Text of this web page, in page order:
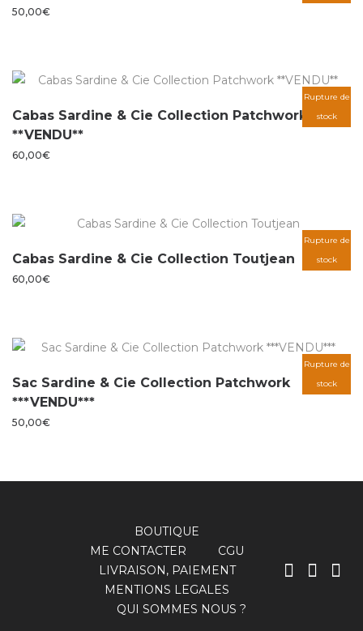
50,00€
Rupture de
stock
Cabas Sardine & Cie Collection Patchwork
**VENDU**
60,00€
Rupture de
stock
Cabas Sardine & Cie Collection Toutjean
60,00€
Rupture de
stock
Sac Sardine & Cie Collection Patchwork
***VENDU***
50,00€
BOUTIQUE
ME CONTACTER
CGU
LIVRAISON, PAIEMENT
MENTIONS LEGALES
QUI SOMMES NOUS ?